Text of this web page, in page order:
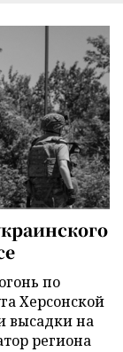
по
Херсонской
высадки на
региона